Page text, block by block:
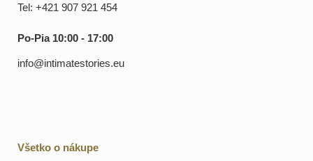
Tel: +421 907 921 454
Po-Pia 10:00 - 17:00
info@intimatestories.eu
Všetko o nákupe